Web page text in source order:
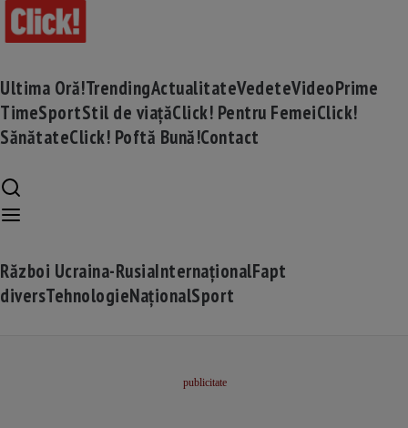
Ultima Oră!TrendingActualitateVedeteVideoPrime
TimeSportStil de viațăClick! Pentru FemeiClick!
SănătateClick! Poftă Bună!Contact
Război Ucraina-RusiaInternaționalFapt
diversTehnologieNaționalSport